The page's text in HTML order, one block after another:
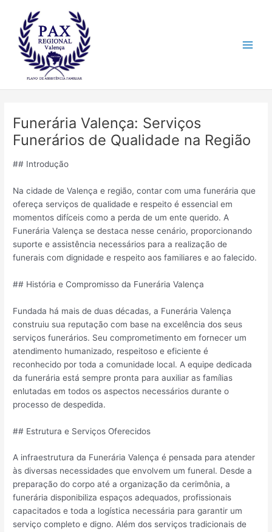
conteúdo
Funerária Valença: Serviços
Funerários de Qualidade na Região
## Introdução
Na cidade de Valença e região, contar com uma funerária que
ofereça serviços de qualidade e respeito é essencial em
momentos difíceis como a perda de um ente querido. A
Funerária Valença se destaca nesse cenário, proporcionando
suporte e assistência necessários para a realização de
funerais com dignidade e respeito aos familiares e ao falecido.
## História e Compromisso da Funerária Valença
Fundada há mais de duas décadas, a Funerária Valença
construiu sua reputação com base na excelência dos seus
serviços funerários. Seu comprometimento em fornecer um
atendimento humanizado, respeitoso e eficiente é
reconhecido por toda a comunidade local. A equipe dedicada
da funerária está sempre pronta para auxiliar as famílias
enlutadas em todos os aspectos necessários durante o
processo de despedida.
## Estrutura e Serviços Oferecidos
A infraestrutura da Funerária Valença é pensada para atender
às diversas necessidades que envolvem um funeral. Desde a
preparação do corpo até a organização da cerimônia, a
funerária disponibiliza espaços adequados, profissionais
capacitados e toda a logística necessária para garantir um
serviço completo e digno. Além dos serviços tradicionais de